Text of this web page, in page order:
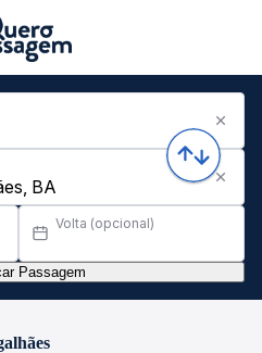
Volta (opcional)
Passagem